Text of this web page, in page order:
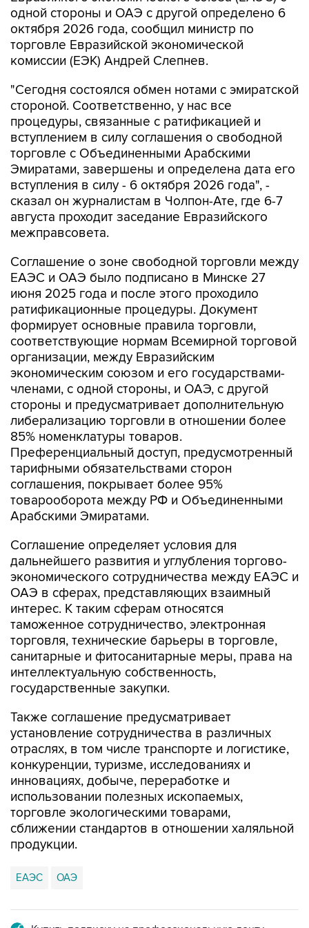
одной стороны и ОАЭ с другой определено 6
октября 2026 года, сообщил министр по
торговле Евразийской экономической
комиссии (ЕЭК) Андрей Слепнев.
"Сегодня состоялся обмен нотами с эмиратской
стороной. Соответственно, у нас все
процедуры, связанные с ратификацией и
вступлением в силу соглашения о свободной
торговле с Объединенными Арабскими
Эмиратами, завершены и определена дата его
вступления в силу - 6 октября 2026 года", -
сказал он журналистам в Чолпон-Ате, где 6-7
августа проходит заседание Евразийского
межправсовета.
Соглашение о зоне свободной торговли между
ЕАЭС и ОАЭ было подписано в Минске 27
июня 2025 года и после этого проходило
ратификационные процедуры. Документ
формирует основные правила торговли,
соответствующие нормам Всемирной торговой
организации, между Евразийским
экономическим союзом и его государствами-
членами, с одной стороны, и ОАЭ, с другой
стороны и предусматривает дополнительную
либерализацию торговли в отношении более
85% номенклатуры товаров.
Преференциальный доступ, предусмотренный
тарифными обязательствами сторон
соглашения, покрывает более 95%
товарооборота между РФ и Объединенными
Арабскими Эмиратами.
Соглашение определяет условия для
дальнейшего развития и углубления торгово-
экономического сотрудничества между ЕАЭС и
ОАЭ в сферах, представляющих взаимный
интерес. К таким сферам относятся
таможенное сотрудничество, электронная
торговля, технические барьеры в торговле,
санитарные и фитосанитарные меры, права на
интеллектуальную собственность,
государственные закупки.
Также соглашение предусматривает
установление сотрудничества в различных
отраслях, в том числе транспорте и логистике,
конкуренции, туризме, исследованиях и
инновациях, добыче, переработке и
использовании полезных ископаемых,
торговле экологическими товарами,
сближении стандартов в отношении халяльной
продукции.
ЕАЭС ОАЭ